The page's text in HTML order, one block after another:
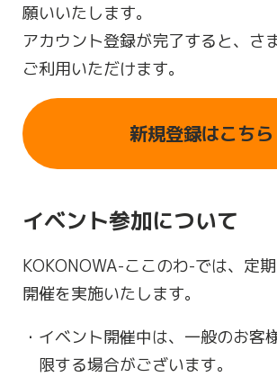
願いいたします。
アカウント登録が完了すると、さ
ご利用いただけます。
新規登録はこちら
イベント参加について
KOKONOWA-ここのわ-では、定
開催を実施いたします。
イベント開催中は、一般のお客
限する場合がございます。